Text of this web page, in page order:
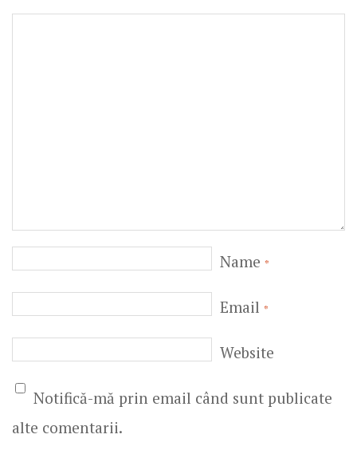
Name *
Email *
Website
Notifică-mă prin email când sunt publicate
alte comentarii.